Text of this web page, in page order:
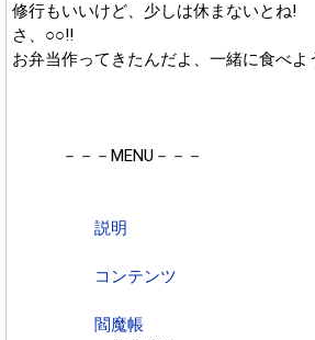
修行もいいけど、少しは休まないとね!
さ、○○!!
お弁当作ってきたんだよ、一緒に食べよ
－－－MENU－－－
説明
コンテンツ
閻魔帳